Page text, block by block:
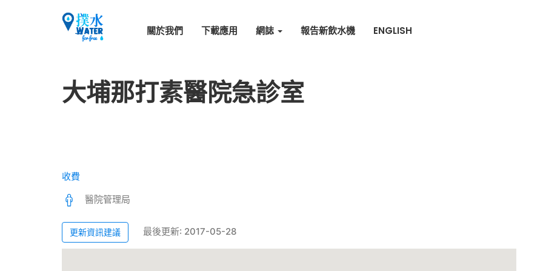
關於我們 下載應用 網誌 報告新飲水機 ENGLISH
大埔那打素醫院急診室
收費
醫院管理局
更新資訊建議 最後更新: 2017-05-28